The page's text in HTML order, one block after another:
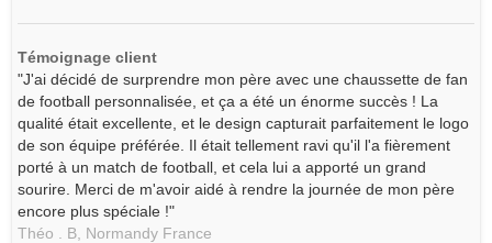
Témoignage client
"J'ai décidé de surprendre mon père avec une chaussette de fan
de football personnalisée, et ça a été un énorme succès ! La
qualité était excellente, et le design capturait parfaitement le logo
de son équipe préférée. Il était tellement ravi qu'il l'a fièrement
porté à un match de football, et cela lui a apporté un grand
sourire. Merci de m'avoir aidé à rendre la journée de mon père
encore plus spéciale !"
Théo . B, Normandy France